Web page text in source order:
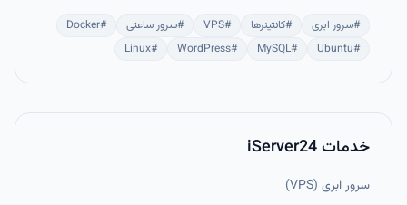
#سرور ابری #کانتینرها #
VPS
#سرور ساعتی #
Docker
#
Ubuntu
#
MySQL
#
WordPress
#
Linux
خدمات iServer24
سرور ابری (VPS)